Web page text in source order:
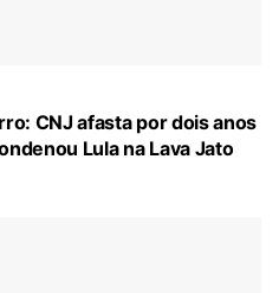
CNJ afasta por dois anos
Lula na Lava Jato